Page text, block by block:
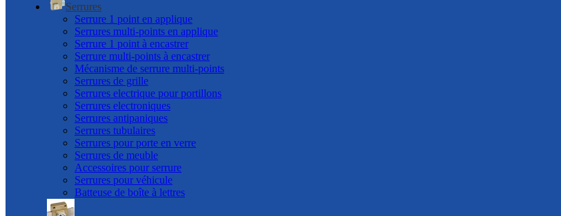
Serrures
Serrure 1 point en applique
Serrures multi-points en applique
Serrure 1 point à encastrer
Serrure multi-points à encastrer
Mécanisme de serrure multi-points
Serrures de grille
Serrures electrique pour portillons
Serrures electroniques
Serrures antipaniques
Serrures tubulaires
Serrures pour porte en verre
Serrures de meuble
Accessoires pour serrure
Serrures pour véhicule
Batteuse de boîte à lettres